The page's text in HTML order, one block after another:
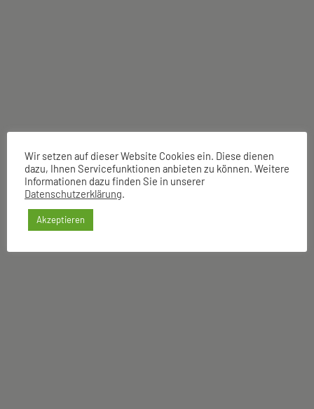
Plau am See
24.08. - 04.09.2026
Wir setzen auf dieser Website Cookies ein. Diese dienen
dazu, Ihnen Servicefunktionen anbieten zu können. Weitere
Informationen dazu finden Sie in unserer
Datenschutzerklärung
Akzeptieren